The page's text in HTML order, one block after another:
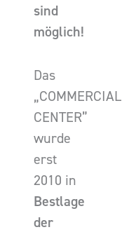
sind
möglich!
Das
„COMMERCIAL
CENTER”
wurde
erst
2010 in
Bestlage
der